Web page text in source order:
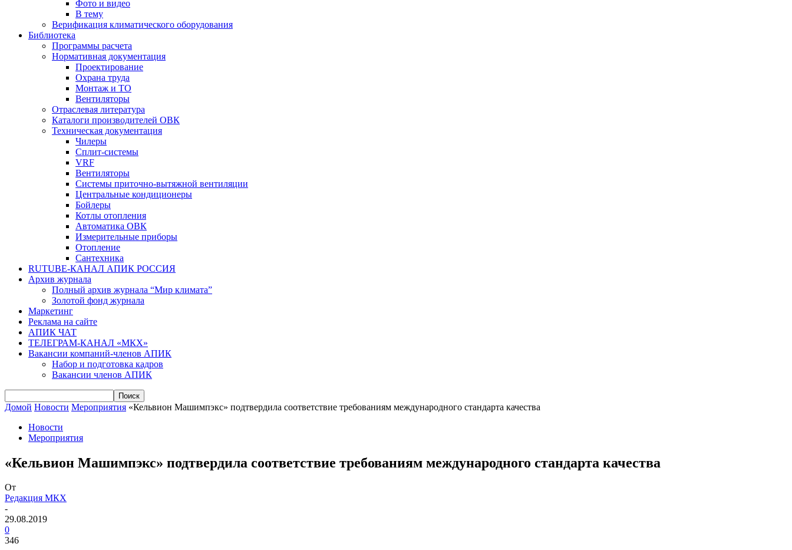
Фото и видео
В тему
Верификация климатического оборудования
Библиотека
Программы расчета
Нормативная документация
Проектирование
Охрана труда
Монтаж и ТО
Вентиляторы
Отраслевая литература
Каталоги производителей ОВК
Техническая документация
Чилеры
Сплит-системы
VRF
Вентиляторы
Системы приточно-вытяжной вентиляции
Центральные кондиционеры
Бойлеры
Котлы отопления
Автоматика ОВК
Измерительные приборы
Отопление
Сантехника
RUTUBE-КАНАЛ АПИК РОССИЯ
Архив журнала
Полный архив журнала “Мир климата”
Золотой фонд журнала
Маркетинг
Реклама на сайте
АПИК ЧАТ
ТЕЛЕГРАМ-КАНАЛ «МКХ»
Вакансии компаний-членов АПИК
Набор и подготовка кадров
Вакансии членов АПИК
Домой Новости Мероприятия «Кельвион Машимпэкс» подтвердила соответствие требованиям международного стандарта качества
Новости
Мероприятия
«Кельвион Машимпэкс» подтвердила соответствие требованиям международного стандарта качества
От
Редакция МКХ
-
29.08.2019
0
346